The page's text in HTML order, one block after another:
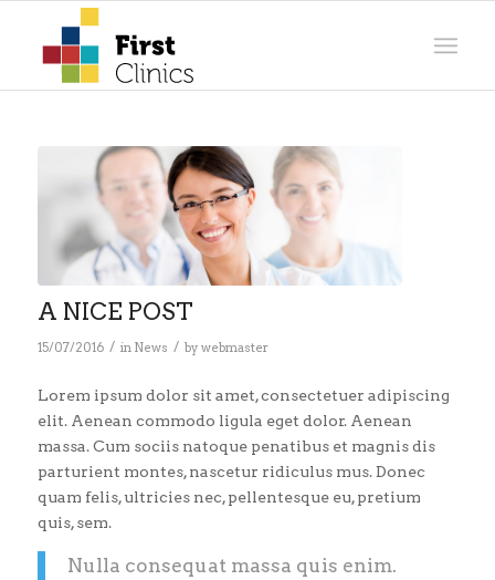
A NICE POST
15/07/2016 / in News / by webmaster
Lorem ipsum dolor sit amet, consectetuer adipiscing
elit. Aenean commodo ligula eget dolor. Aenean
massa. Cum sociis natoque penatibus et magnis dis
parturient montes, nascetur ridiculus mus. Donec
quam felis, ultricies nec, pellentesque eu, pretium
quis, sem.
Nulla consequat massa quis enim.